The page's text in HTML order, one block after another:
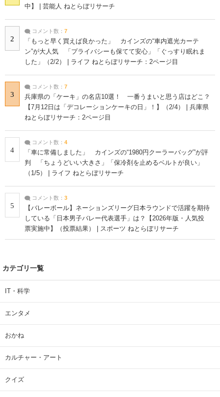
中】 | 芸能人 ねとらぼリサーチ
2
コメント数： 7
「もっと早く買えば良かった」 カインズの“車内遮光カーテ
ン”が大人気 「プライバシーも保てて安心」「ぐっすり眠れま
した」（2/2） | ライフ ねとらぼリサーチ：2ページ目
3
コメント数： 7
兵庫県の「ケーキ」の名店10選！ 一番うまいと思う店はどこ？
【7月12日は「デコレーションケーキの日」！】（2/4） | 兵庫県
ねとらぼリサーチ：2ページ目
4
コメント数： 4
「車に常備しました」 カインズの“1980円クーラーバッグ”が評
判 「ちょうどいい大きさ」「保冷剤を止めるベルトが良い」
（1/5） | ライフ ねとらぼリサーチ
5
コメント数： 3
【バレーボール】ネーションズリーグ日本ラウンドで活躍を期待
している「日本男子バレー代表選手」は？【2026年版・人気投
票実施中】（投票結果） | スポーツ ねとらぼリサーチ
カテゴリ一覧
IT・科学
エンタメ
おかね
カルチャー・アート
クイズ